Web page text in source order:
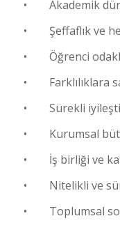
• Akademik
• Şeffaflık ve
• Öğrenci odaklı
• Farklılıklara
• Sürekli
• Kurumsal
• İş birliği ve
• Nitelikli ve
• Toplumsal